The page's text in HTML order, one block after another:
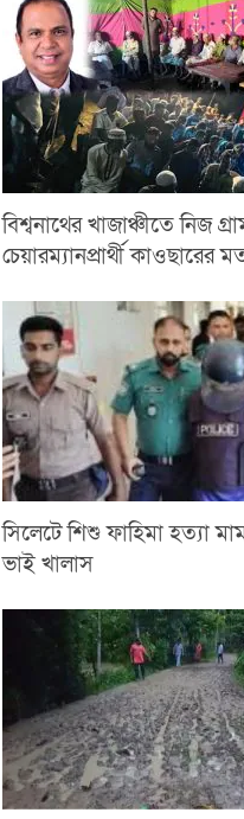
বিশ্বনাথের খাজাঞ্চীতে নিজ
চেয়ারম্যানপ্রার্থী কাওছারের
সিলেটে শিশু ফাহিমা হত্যা
ভাই খালাস